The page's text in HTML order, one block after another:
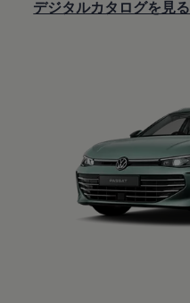
デジタルカタログを見る